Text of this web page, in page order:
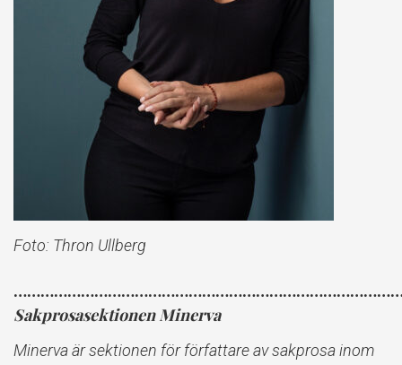
Foto: Thron Ullberg
Sakprosasektionen Minerva
Minerva är sektionen för författare av sakprosa inom